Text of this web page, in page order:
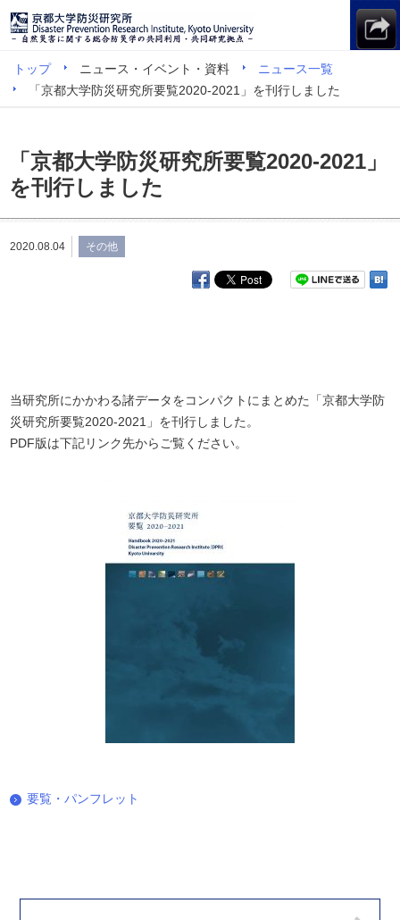
トップ ニュース・イベント・資料
ニュース一覧
「京都大学防災研究所要覧2020-2021」を刊行しました
「京都大学防災研究所要覧2020-2021」
を刊行しました
2020.08.04 その他
当研究所にかかわる諸データをコンパクトにまとめた「京都大学防
災研究所要覧2020-2021」を刊行しました。
PDF版は下記リンク先からご覧ください。
要覧・パンフレット